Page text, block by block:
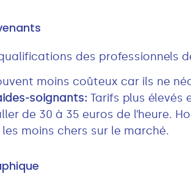
des professionnels
moins coûteux car ils ne
soignants: Tarifs plus
de 30 à 35 euros de l’heure.
moins chers sur le marché.